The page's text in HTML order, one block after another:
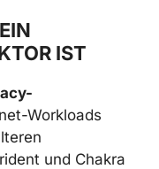
IST
Workloads
und Chakra